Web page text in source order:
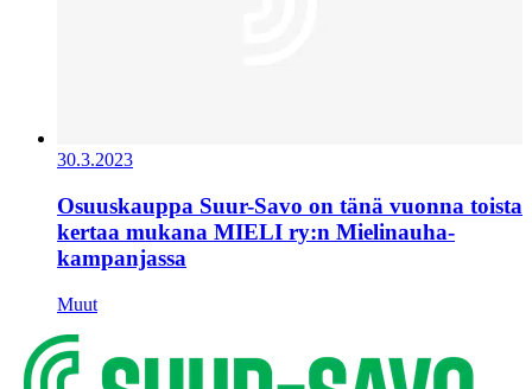
30.3.2023
Osuuskauppa Suur-Savo on tänä vuonna toista
kertaa mukana MIELI ry:n Mielinauha-
kampanjassa
Muut